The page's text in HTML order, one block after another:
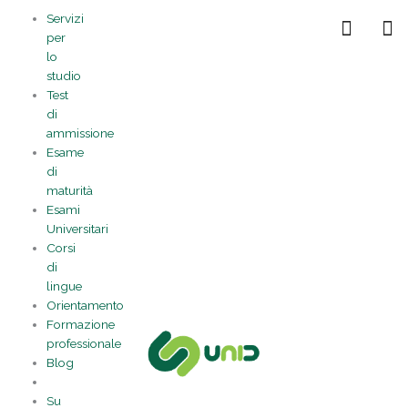
contenuto
Servizi
per
lo
studio
Test
di
ammissione
Esame
di
maturità
Esami
Universitari
Corsi
di
lingue
Orientamento
Formazione
professionale
Blog
Su